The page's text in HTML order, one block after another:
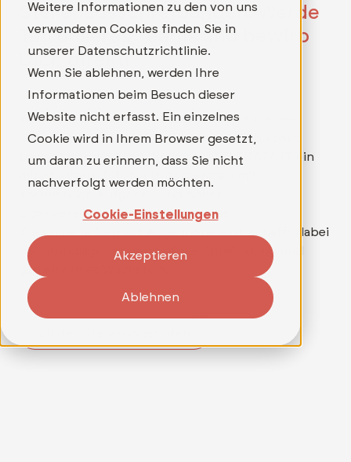
Weitere Informationen zu den von uns
verwendeten Cookies finden Sie in
unserer Datenschutzrichtlinie.
Wenn Sie ablehnen, werden Ihre
Informationen beim Besuch dieser
Website nicht erfasst. Ein einzelnes
Cookie wird in Ihrem Browser gesetzt,
um daran zu erinnern, dass Sie nicht
nachverfolgt werden möchten.
Cookie-Einstellungen
Akzeptieren
Ablehnen
Stellenausschreibungen: Werde
Teil unseres Teams und bewirb
Dich direkt!
Wer mehr als nur einen Job sucht und in einem
Umfeld arbeiten möchte, in dem wirklich etwas
bewegt werden kann, findet bei TELEDATA IT ein
mitarbeitergeführtes Unternehmen mit
spannenden Aufgaben und hoher
Eigenverantwortung. Ein Team, das
Zusammenarbeit auf Augenhöhe lebt, schafft dabei
die Grundlage für persönliche Entwicklung und
gemeinsames Wachstum.